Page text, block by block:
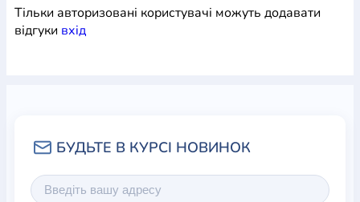
Тільки авторизовані користувачі можуть додавати
відгуки вхiд